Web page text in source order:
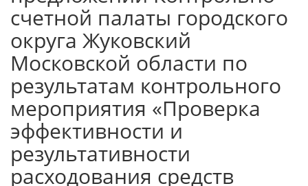
счетной палаты городского
округа Жуковский
Московской области по
результатам контрольного
мероприятия «Проверка
эффективности и
результативности
расходования средств